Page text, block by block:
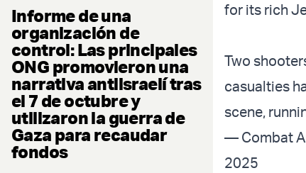
Informe de una
organización de
control: Las principales
ONG promovieron una
narrativa antiisraelí tras
el 7 de octubre y
utilizaron la guerra de
Gaza para recaudar
fondos
for its rich
Two
casualties
scene,
— Combat
2025